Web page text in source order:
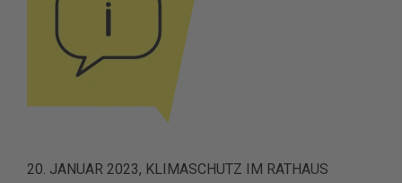
20. JANUAR 2023, KLIMASCHUTZ IM RATHAUS